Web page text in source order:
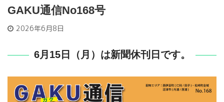
GAKU通信No168号
2026年6月8日
6月15日（月）は新聞休刊日です。